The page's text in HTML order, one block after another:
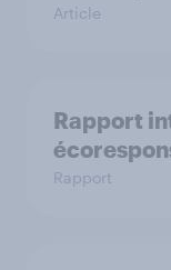
Article
Rapport
Rapport